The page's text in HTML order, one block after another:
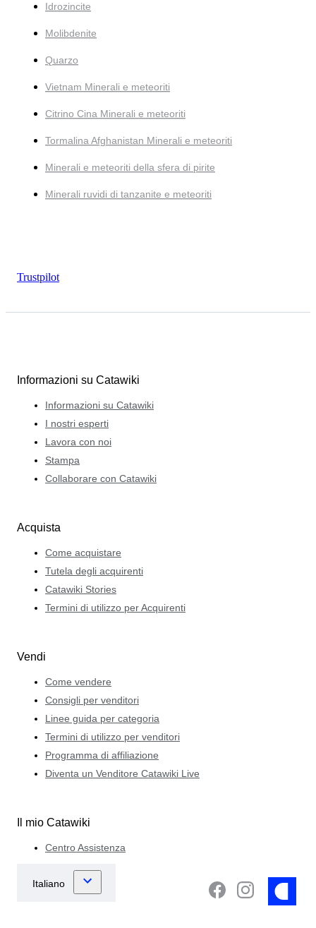
Idrozincite
Molibdenite
Quarzo
Vietnam Minerali e meteoriti
Citrino Cina Minerali e meteoriti
Tormalina Afghanistan Minerali e meteoriti
Minerali e meteoriti della sfera di pirite
Minerali ruvidi di tanzanite e meteoriti
Trustpilot
Informazioni su Catawiki
Informazioni su Catawiki
I nostri esperti
Lavora con noi
Stampa
Collaborare con Catawiki
Acquista
Come acquistare
Tutela degli acquirenti
Catawiki Stories
Termini di utilizzo per Acquirenti
Vendi
Come vendere
Consigli per venditori
Linee guida per categoria
Termini di utilizzo per venditori
Programma di affiliazione
Diventa un Venditore Catawiki Live
Il mio Catawiki
Centro Assistenza